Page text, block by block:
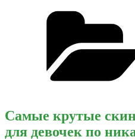
Самые крутые
для девочек по